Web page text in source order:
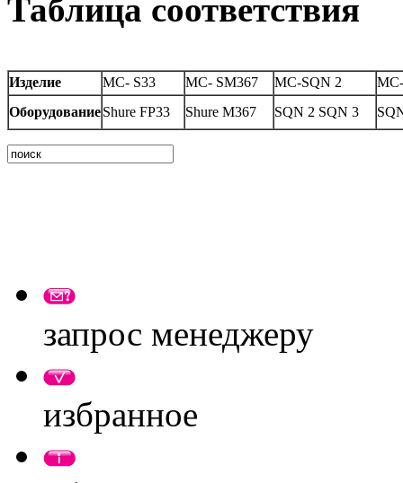
Таблица соответствия
Изделие MC- S33 MC- SM367 MC-SQN 2
ОборудованиеShure FP33 Shure M367 SQN 2 SQN 3
запрос менеджеру
избранное